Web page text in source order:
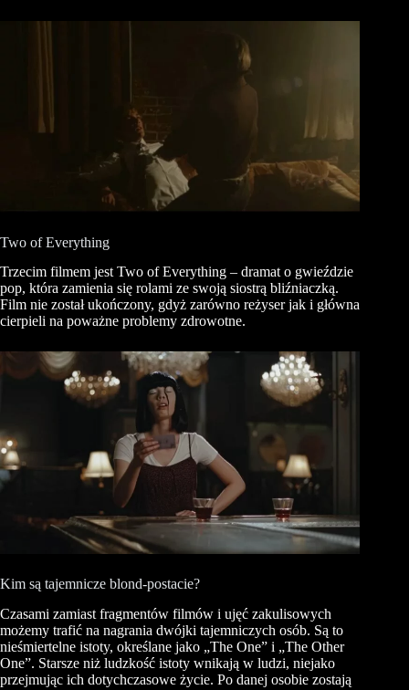
Two of Everything
Trzecim filmem jest Two of Everything – dramat o gwieździe
pop, która zamienia się rolami ze swoją siostrą bliźniaczką.
Film nie został ukończony, gdyż zarówno reżyser jak i główna
cierpieli na poważne problemy zdrowotne.
Kim są tajemnicze blond-postacie?
Czasami zamiast fragmentów filmów i ujęć zakulisowych
możemy trafić na nagrania dwójki tajemniczych osób. Są to
nieśmiertelne istoty, określane jako „The One” i „The Other
One”. Starsze niż ludzkość istoty wnikają w ludzi, niejako
przejmując ich dotychczasowe życie. Po danej osobie zostają